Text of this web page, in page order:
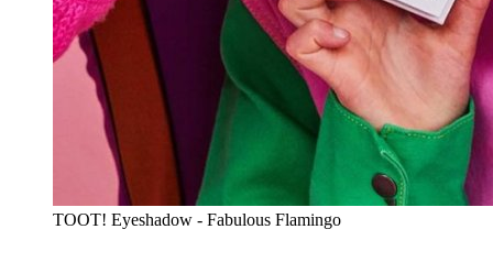
TOOT! Eyeshadow - Fabulous Flamingo